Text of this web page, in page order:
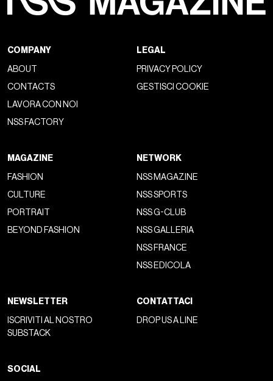
COMPANY
ABOUT
CONTACTS
LAVORA CON NOI
NSS FACTORY
LEGAL
PRIVACY POLICY
GESTISCI COOKIE
MAGAZINE
FASHION
CULTURE
PORTRAIT
BEYOND FASHION
NETWORK
NSS MAGAZINE
NSS SPORTS
NSS G-CLUB
NSS GALLERIA
NSS FRANCE
NSS EDICOLA
NEWSLETTER
ISCRIVITI AL NOSTRO
SUBSTACK
CONTATTACI
DROP US A LINE
SOCIAL